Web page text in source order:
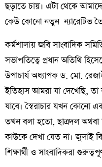
ছড়াতে চায়। এটা থেকে
কেউ কোনো নতুন ন্যারেটিভ
কর্মশালায় জবি সাংবাদিক
সভাপতিত্বে প্রধান অতিথি
উপাচার্য অধ্যাপক ড. মো.
ইতিহাস আমরা যা দেখেছি, তা
যাবে। স্বৈরাচার যখন কোনো
তখন বলা হতো, ছাত্রদল অথবা
কাউকে দেখা যেত না। জুলাই
শিক্ষার্থী ও সাংবাদিকরা